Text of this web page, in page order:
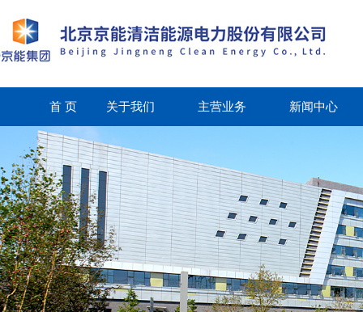
首 页 关于我们 主营业务 新闻中心